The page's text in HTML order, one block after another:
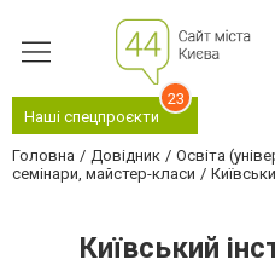
Наші спецпроєкти
23
Головна Довідник Освіта
семінари, майстер-класи
Київський